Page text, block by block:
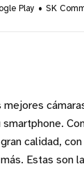
Play SK
mejores
calidad,
Estas son